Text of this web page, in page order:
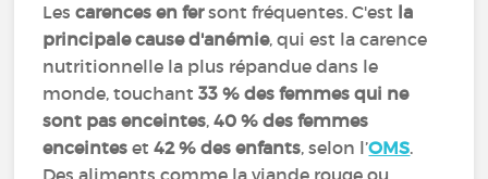
Lescarences en fersont fréquentes. C'est la
principale cause d'anémie, qui est la carence
nutritionnelle la plus répandue dans le
monde, touchant 33 % des femmes qui ne
sont pas enceintes,40 % des femmes
enceintes et 42 % des enfants, selon l’OMS.
Des aliments comme la viande rouge ou